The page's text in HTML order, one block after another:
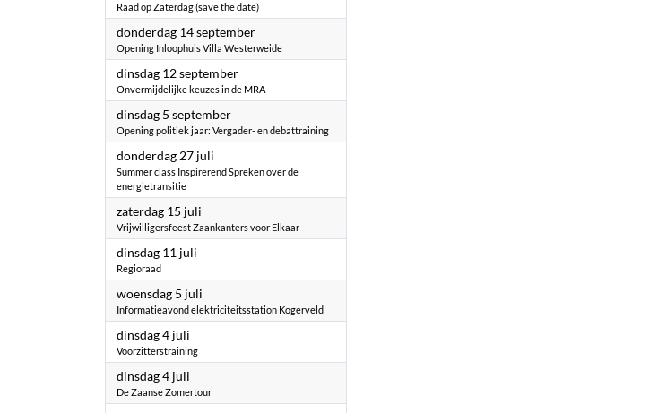
Raad op Zaterdag (save the date)
donderdag 14 september2023
Opening Inloophuis Villa Westerweide
dinsdag 12 september2023
Onvermijdelijke keuzes in de MRA
dinsdag 5 september2023
Opening politiek jaar: Vergader- en debattraining
donderdag 27 juli
Summer class Inspirerend Spreken over de
energietransitie
zaterdag 15 juli
Vrijwilligersfeest Zaankanters voor Elkaar
dinsdag 11 juli
Regioraad
woensdag 5 juli
Informatieavond elektriciteitsstation Kogerveld
dinsdag 4 juli
Voorzitterstraining
dinsdag 4 juli
De Zaanse Zomertour